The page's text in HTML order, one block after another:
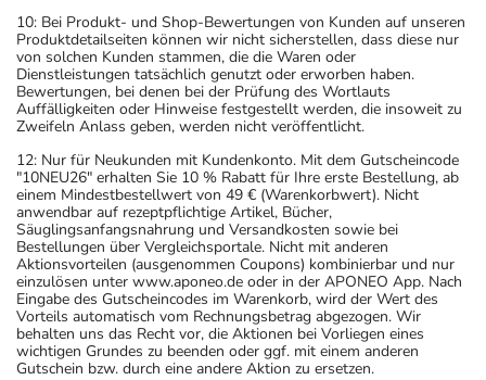
10: Bei Produkt- und Shop-Bewertungen von Kunden auf unseren
Produktdetailseiten können wir nicht sicherstellen, dass diese nur
von solchen Kunden stammen, die die Waren oder
Dienstleistungen tatsächlich genutzt oder erworben haben.
Bewertungen, bei denen bei der Prüfung des Wortlauts
Auffälligkeiten oder Hinweise festgestellt werden, die insoweit zu
Zweifeln Anlass geben, werden nicht veröffentlicht.
12: Nur für Neukunden mit Kundenkonto. Mit dem Gutscheincode
"10NEU26" erhalten Sie 10 % Rabatt für Ihre erste Bestellung, ab
einem Mindestbestellwert von 49 € (Warenkorbwert). Nicht
anwendbar auf rezeptpflichtige Artikel, Bücher,
Säuglingsanfangsnahrung und Versandkosten sowie bei
Bestellungen über Vergleichsportale. Nicht mit anderen
Aktionsvorteilen (ausgenommen Coupons) kombinierbar und nur
einzulösen unter www.aponeo.de oder in der APONEO App. Nach
Eingabe des Gutscheincodes im Warenkorb, wird der Wert des
Vorteils automatisch vom Rechnungsbetrag abgezogen. Wir
behalten uns das Recht vor, die Aktionen bei Vorliegen eines
wichtigen Grundes zu beenden oder ggf. mit einem anderen
Gutschein bzw. durch eine andere Aktion zu ersetzen.